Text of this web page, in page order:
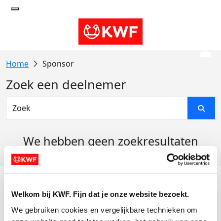
Welkom bij KWF. Fijn dat je onze website bezoekt.
We gebruiken cookies en vergelijkbare technieken om
Sponsor
Zoek een deelnemer
We hebben geen zoekresultaten
Actiematerialen
Evenementen